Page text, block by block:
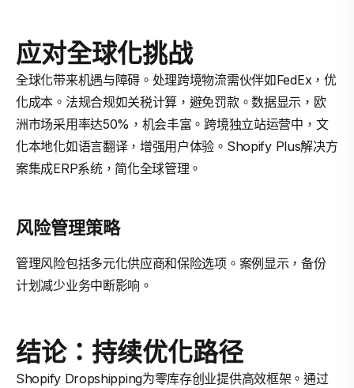
应对全球化挑战
全球化带来机遇与障碍。处理跨境物流需伙伴如FedEx，优
化成本。法规合规如关税计算，避免罚款。数据显示，欧
洲市场采用率达50%，机会丰富。跨境独立站运营中，文
化本地化如语言翻译，增强用户体验。Shopify Plus解决方
案集成ERP系统，简化全球管理。
风险管理策略
管理风险包括多元化供应商和保险选项。案例显示，备份
计划减少业务中断影响。
结论：持续优化路径
Shopify Dropshipping为零库存创业提供高效框架。通过